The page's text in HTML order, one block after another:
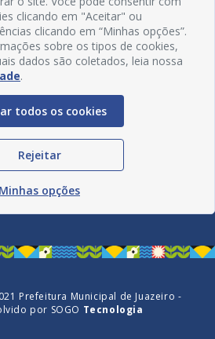
Redes Sociais
Prefeitura Municipal de Juazeiro -
por SOGO Tecnologia
clicando em "Aceitar" ou
clicando em “Minhas opções”.
sobre os tipos de cookies,
dados são coletados, leia nossa
.
todos os cookies
Rejeitar
Minhas opções